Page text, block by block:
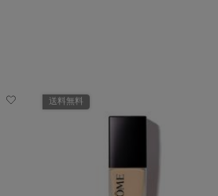
送料無料